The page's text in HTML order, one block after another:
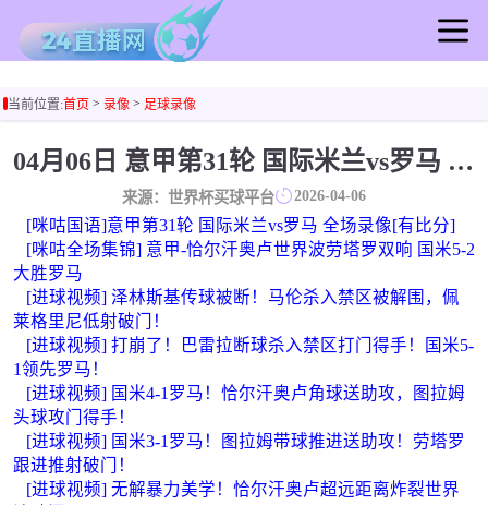
足球直播
足球录像
足球集锦
篮球集锦
足球新闻
篮球新闻
当前位置:首页> 录像 > 足球录像
04月06日 意甲第31轮 国际米兰vs罗马 全场录像回放
来源：世界杯买球平台 2026-04-06
[咪咕国语]意甲第31轮 国际米兰vs罗马 全场录像[有比分]
[咪咕全场集锦] 意甲-恰尔汗奥卢世界波劳塔罗双响 国米5-2
大胜罗马
[进球视频] 泽林斯基传球被断！马伦杀入禁区被解围，佩
莱格里尼低射破门！
[进球视频] 打崩了！巴雷拉断球杀入禁区打门得手！国米5-
1领先罗马！
[进球视频] 国米4-1罗马！恰尔汗奥卢角球送助攻，图拉姆
头球攻门得手！
[进球视频] 国米3-1罗马！图拉姆带球推进送助攻！劳塔罗
跟进推射破门！
[进球视频] 无解暴力美学！恰尔汗奥卢超远距离炸裂世界